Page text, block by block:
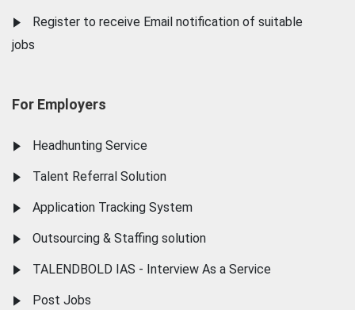
Register to receive Email notification of suitable
jobs
For Employers
Headhunting Service
Talent Referral Solution
Application Tracking System
Outsourcing & Staffing solution
TALENDBOLD IAS - Interview As a Service
Post Jobs